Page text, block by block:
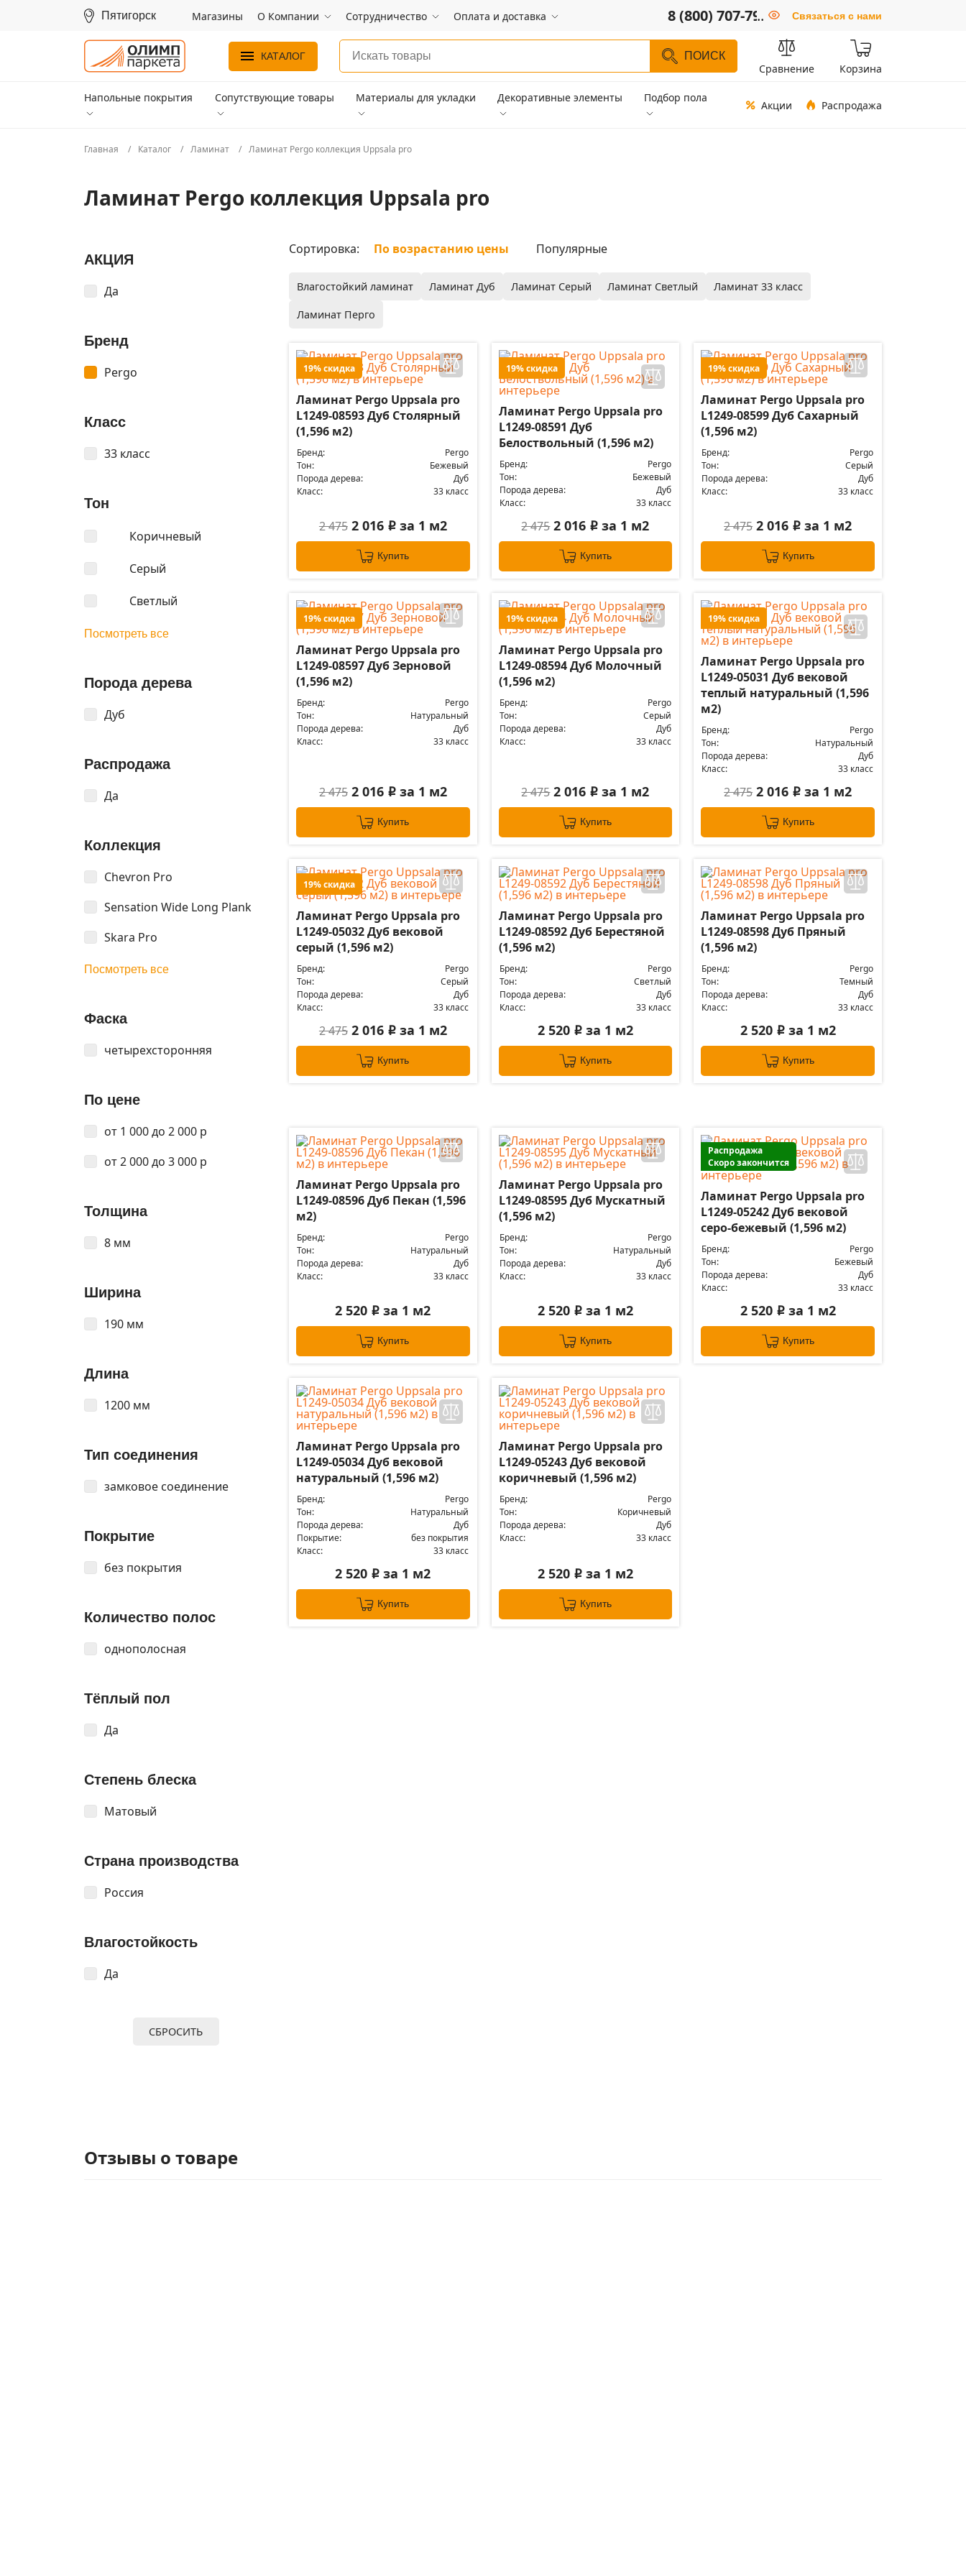
Пятигорск Магазины О Компании Сотрудничество Оплата и доставка 8 (800) 707-79-66
.. Связаться с нами
КАТАЛОГ ПОИСК
Сравнение Корзина
Напольные покрытия Сопутствующие товары Материалы для укладки Декоративные элементы Подбор пола
Акции Распродажа
Главная Каталог Ламинат Ламинат Pergo коллекция Uppsala pro
Ламинат Pergo коллекция Uppsala pro
АКЦИЯ
Да
Бренд
Pergo
Класс
33 класс
Тон
Коричневый
Серый
Светлый
Посмотреть все
Порода дерева
Дуб
Распродажа
Да
Коллекция
Chevron Pro
Sensation Wide Long Plank
Skara Pro
Посмотреть все
Фаска
четырехсторонняя
По цене
от 1 000 до 2 000 р
от 2 000 до 3 000 р
Толщина
8 мм
Ширина
190 мм
Длина
1200 мм
Тип соединения
замковое соединение
Покрытие
без покрытия
Количество полос
однополосная
Тёплый пол
Да
Степень блеска
Матовый
Страна производства
Россия
Влагостойкость
Да
СБРОСИТЬ
Сортировка: По возрастанию цены Популярные
Влагостойкий ламинат Ламинат Дуб Ламинат Серый Ламинат Светлый Ламинат 33 класс
Ламинат Перго
19% скидка
Ламинат Pergo Uppsala pro
L1249-08593 Дуб Столярный
(1,596 м2)
Бренд:
Pergo
Тон:
Бежевый
Порода дерева:
Дуб
Класс:
33 класс
2 475 2 016 iза 1 м2
Купить
19% скидка
Ламинат Pergo Uppsala pro
L1249-08591 Дуб
Белоствольный (1,596 м2)
Бренд:
Pergo
Тон:
Бежевый
Порода дерева:
Дуб
Класс:
33 класс
2 475 2 016 i за 1 м2
Купить
19% скидка
Ламинат Pergo Uppsala pro
L1249-08599 Дуб Сахарный
(1,596 м2)
Бренд:
Pergo
Тон:
Серый
Порода дерева:
Дуб
Класс:
33 класс
2 475 2 016 i за 1 м2
Купить
19% скидка
Ламинат Pergo Uppsala pro
L1249-08597 Дуб Зерновой
(1,596 м2)
Бренд:
Pergo
Тон:
Натуральный
Порода дерева:
Дуб
Класс:
33 класс
2 475 2 016 iза 1 м2
Купить
19% скидка
Ламинат Pergo Uppsala pro
L1249-08594 Дуб Молочный
(1,596 м2)
Бренд:
Pergo
Тон:
Серый
Порода дерева:
Дуб
Класс:
33 класс
2 475 2 016 i за 1 м2
Купить
19% скидка
Ламинат Pergo Uppsala pro
L1249-05031 Дуб вековой
теплый натуральный (1,596
м2)
Бренд:
Pergo
Тон:
Натуральный
Порода дерева:
Дуб
Класс:
33 класс
2 475 2 016 i за 1 м2
Купить
19% скидка
Ламинат Pergo Uppsala pro
L1249-05032 Дуб вековой
серый (1,596 м2)
Бренд:
Pergo
Тон:
Серый
Порода дерева:
Дуб
Класс:
33 класс
2 475 2 016 iза 1 м2
Купить
Ламинат Pergo Uppsala pro
L1249-08592 Дуб Берестяной
(1,596 м2)
Бренд:
Pergo
Тон:
Светлый
Порода дерева:
Дуб
Класс:
33 класс
2 520 iза 1 м2
Купить
Ламинат Pergo Uppsala pro
L1249-08598 Дуб Пряный
(1,596 м2)
Бренд:
Pergo
Тон:
Темный
Порода дерева:
Дуб
Класс:
33 класс
2 520 iза 1 м2
Купить
Ламинат Pergo Uppsala pro
L1249-08596 Дуб Пекан (1,596
м2)
Бренд:
Pergo
Тон:
Натуральный
Порода дерева:
Дуб
Класс:
33 класс
2 520 i за 1 м2
Купить
Ламинат Pergo Uppsala pro
L1249-08595 Дуб Мускатный
(1,596 м2)
Бренд:
Pergo
Тон:
Натуральный
Порода дерева:
Дуб
Класс:
33 класс
2 520 iза 1 м2
Купить
Распродажа
Скоро закончится
Ламинат Pergo Uppsala pro
L1249-05242 Дуб вековой
серо-бежевый (1,596 м2)
Бренд:
Pergo
Тон:
Бежевый
Порода дерева:
Дуб
Класс:
33 класс
2 520 iза 1 м2
Купить
Ламинат Pergo Uppsala pro
L1249-05034 Дуб вековой
натуральный (1,596 м2)
Бренд:
Pergo
Тон:
Натуральный
Порода дерева:
Дуб
Покрытие:
без покрытия
Класс:
33 класс
2 520 i за 1 м2
Купить
Ламинат Pergo Uppsala pro
L1249-05243 Дуб вековой
коричневый (1,596 м2)
Бренд:
Pergo
Тон:
Коричневый
Порода дерева:
Дуб
Класс:
33 класс
2 520 iза 1 м2
Купить
Отзывы о товаре